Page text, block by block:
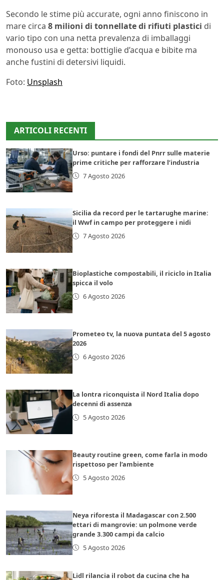
Secondo le stime più accurate, ogni anno finiscono in
mare circa 8 milioni di tonnellate di rifiuti plastici di
vario tipo con una netta prevalenza di imballaggi
monouso usa e getta: bottiglie d’acqua e bibite ma
anche fustini di detersivi liquidi.
Foto: Unsplash
ARTICOLI RECENTI
Urso: puntare i fondi del Pnrr sulle materie
prime critiche per rafforzare l’industria
7 Agosto 2026
Sicilia da record per le tartarughe marine:
il Wwf in campo per proteggere i nidi
7 Agosto 2026
Bioplastiche compostabili, il riciclo in Italia
spicca il volo
6 Agosto 2026
Prometeo tv, la nuova puntata del 5 agosto
2026
6 Agosto 2026
La lontra riconquista il Nord Italia dopo
decenni di assenza
5 Agosto 2026
Beauty routine green, come farla in modo
rispettoso per l’ambiente
5 Agosto 2026
Neya riforesta il Madagascar con 2.500
ettari di mangrovie: un polmone verde
grande 3.300 campi da calcio
5 Agosto 2026
Lidl rilancia il robot da cucina che ha